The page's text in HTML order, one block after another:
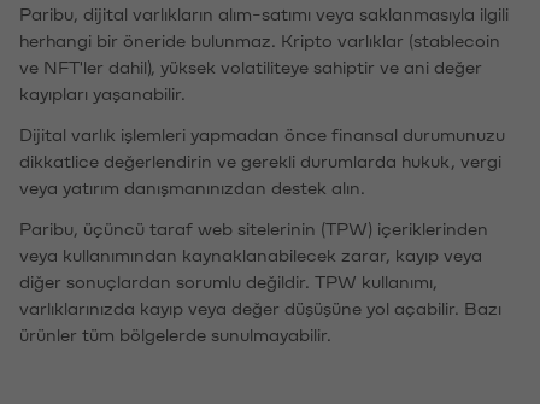
Paribu, dijital varlıkların alım-satımı veya saklanmasıyla ilgili
herhangi bir öneride bulunmaz. Kripto varlıklar (stablecoin
ve NFT'ler dahil), yüksek volatiliteye sahiptir ve ani değer
kayıpları yaşanabilir.
Dijital varlık işlemleri yapmadan önce finansal durumunuzu
dikkatlice değerlendirin ve gerekli durumlarda hukuk, vergi
veya yatırım danışmanınızdan destek alın.
Paribu, üçüncü taraf web sitelerinin (TPW) içeriklerinden
veya kullanımından kaynaklanabilecek zarar, kayıp veya
diğer sonuçlardan sorumlu değildir. TPW kullanımı,
varlıklarınızda kayıp veya değer düşüşüne yol açabilir. Bazı
ürünler tüm bölgelerde sunulmayabilir.